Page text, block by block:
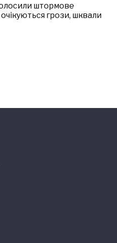
штормове
грози, шквали